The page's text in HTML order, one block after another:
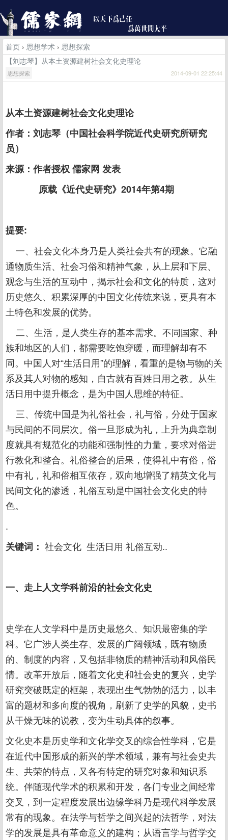
首页 › 思想学术 › 思想探索
【刘志琴】从本土资源建树社会文化史理论
思想探索 2014-09-01 22:25:44
从本土资源建树社会文化史理论
作者：刘志琴（中国社会科学院近代史研究所研究
员）
来源：作者授权 儒家网 发表
原载《近代史研究》2014年第4期
提要:
一、社会文化本身乃是人类社会共有的现象。它融
通物质生活、社会习俗和精神气象，从上层和下层、
观念与生活的互动中，揭示社会和文化的特质，这对
历史悠久、积累深厚的中国文化传统来说，更具有本
土特色和发展的优势。
二、生活，是人类生存的基本需求。不同国家、种
族和地区的人们，都需要吃饱穿暖，而理解却有不
同。中国人对“生活日用”的理解，看重的是物与物的关
系及其人对物的感知，自古就有百姓日用之教。从生
活日用中提升概念，是为中国人思维的特征。
三、传统中国是为礼俗社会，礼与俗，分处于国家
与民间的不同层次。俗一旦形成为礼，上升为典章制
度就具有规范化的功能和强制性的力量，要求对俗进
行教化和整合。礼俗整合的后果，使得礼中有俗，俗
中有礼，礼和俗相互依存，双向地增强了精英文化与
民间文化的渗透，礼俗互动是中国社会文化史的特
色。
.
关键词： 社会文化 生活日用 礼俗互动..
一、走上人文学科前沿的社会文化史
史学在人文学科中是历史最悠久、知识最密集的学
科。它广涉人类生存、发展的广阔领域，既有物质
的、制度的内容，又包括非物质的精神活动和风俗民
情。改革开放后，随着文化史和社会史的复兴，史学
研究突破既定的框架，表现出生气勃勃的活力，以丰
富的题材和多向度的视角，刷新了史学的风貌，史书
从干燥无味的说教，变为生动具体的叙事。
文化史本是历史学和文化学交叉的综合性学科，它是
在近代中国形成的新兴的学术领域，兼有与社会史共
生、共荣的特点，又各有特定的研究对象和知识系
统。伴随现代学术的积累和开发，各门专业之间经常
交叉，到一定程度发展出边缘学科乃是现代科学发展
常有的现象。在法学与哲学之间兴起的法哲学，对法
学的发展是具有革命意义的建构；从语言学与哲学交